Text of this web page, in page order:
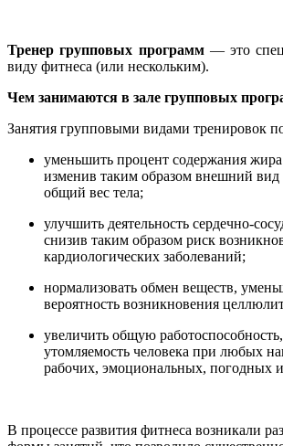
Тренер групповых программ— это
виду фитнеса (или нескольким).
Чем занимаются в зале групповых
Занятия групповыми видами тренировок
уменьшить процент содержания жира
изменив таким образом внешний
общий вес тела;
улучшить деятельность сердечно-
снизив таким образом риск
кардиологических заболеваний;
нормализовать обмен веществ,
вероятность возникновения
увеличить общую
утомляемость человека при любых
рабочих, эмоциональных, погодных
В процессе развития фитнеса возникали